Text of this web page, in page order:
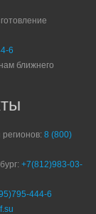
6
ближнего
8 (800)
+7(812)983-03-
444-6